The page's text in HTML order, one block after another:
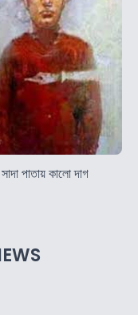
সাদা পাতায় কালো দাগ